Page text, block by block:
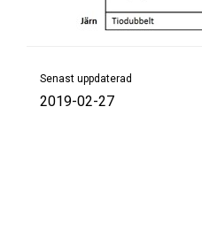
Senast uppdaterad
2019-02-27